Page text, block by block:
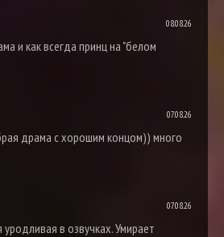
08.08.26
и как всегда принц на "белом
07.08.26
драма с хорошим концом)) много
07.08.26
в озвучках. Умирает